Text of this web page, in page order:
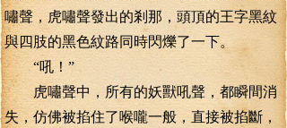
嘯聲，虎嘯聲發出的剎那，頭頂的王字黑紋
與四肢的黑色紋路同時閃爍了一下。
“吼！”
虎嘯聲中，所有的妖獸吼聲，都瞬間消
失，仿佛被掐住了喉嚨一般，直接被掐斷，